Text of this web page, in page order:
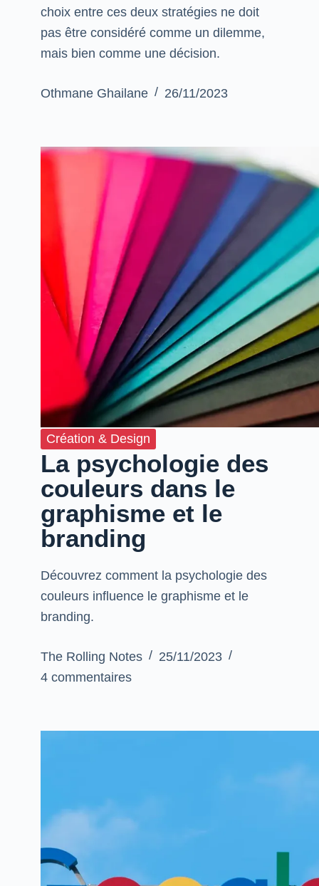
choix entre ces deux stratégies ne doit
pas être considéré comme un dilemme,
mais bien comme une décision.
Othmane Ghailane 26/11/2023
Création & Design
La psychologie des
couleurs dans le
graphisme et le
branding
Découvrez comment la psychologie des
couleurs influence le graphisme et le
branding.
The Rolling Notes
25/11/2023
4 commentaires